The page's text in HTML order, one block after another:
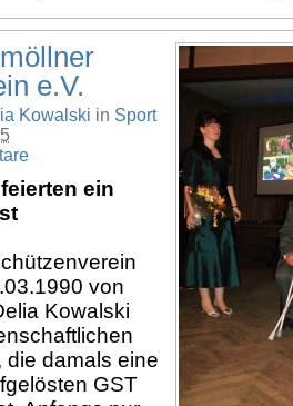
e.V.
Kowalski in Sport
ein
von
Kowalski
die damals eine
GST